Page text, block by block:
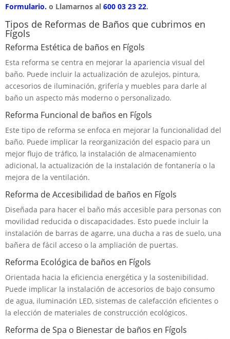
Formulario. o Llamarnos al 600 03 23 22.
Tipos de Reformas de Baños que cubrimos en
Fígols
Reforma Estética de baños en Fígols
Esta reforma se centra en mejorar la apariencia visual del
baño. Puede incluir la actualización de azulejos, pintura,
accesorios de iluminación, grifería y muebles para darle al
baño un aspecto más moderno o personalizado.
Reforma Funcional de baños en Fígols
Este tipo de reforma se enfoca en mejorar la funcionalidad del
baño. Puede implicar la reorganización del espacio para un
mejor flujo de tráfico, la instalación de almacenamiento
adicional, la actualización de la instalación de fontanería o la
mejora de la ventilación.
Reforma de Accesibilidad de baños en Fígols
Diseñada para hacer el baño más accesible para personas con
movilidad reducida o discapacidades. Esto puede incluir la
instalación de barras de agarre, una ducha a ras de suelo, una
bañera de fácil acceso o la ampliación de puertas.
Reforma Ecológica de baños en Fígols
Orientada hacia la eficiencia energética y la sostenibilidad.
Puede implicar la instalación de accesorios de bajo consumo
de agua, iluminación LED, sistemas de calefacción eficientes o
la elección de materiales de construcción ecológicos.
Reforma de Spa o Bienestar de baños en Fígols